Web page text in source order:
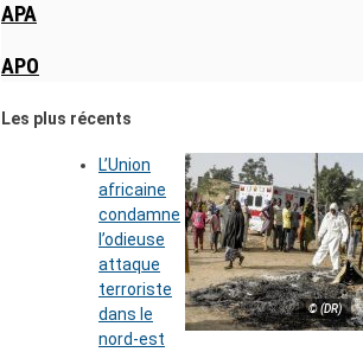
APA
APO
Les plus récents
© (DR)
L’Union
africaine
condamne
l’odieuse
attaque
terroriste
dans le
nord-est